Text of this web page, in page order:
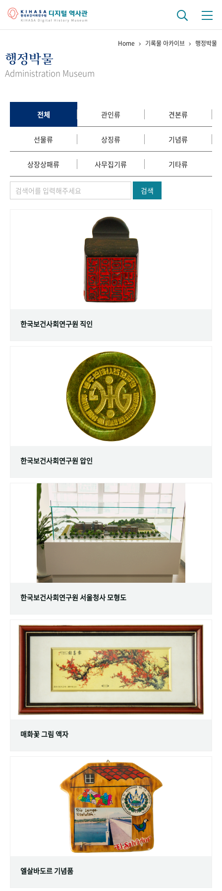
걸어온 길 기관 변천사
정책과 연구 키워드로 보는 연구 역사
연구자들
간행물 변천사
기록물 아카이브
사진 아카이브 문서 기록물 행정박물 영상 기록물
숫자로 보는 50년 50+1
Home 기록물 아카이브 행정박물
행정박물
Administration Museum
전체 관인류 견본류
선물류 상징류 기념류
상장상패류 사무집기류 기타류
검색
한국보건사회연구원 직인
한국보건사회연구원 압인
한국보건사회연구원 서울청사 모형도
매화꽃 그림 액자
엘살바도르 기념품